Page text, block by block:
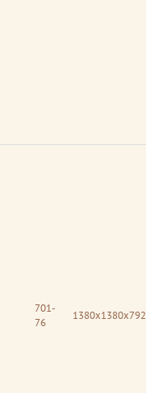
701-
76
1380x1380x792